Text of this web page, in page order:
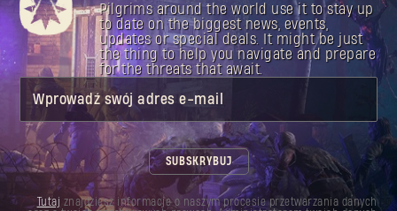
Pilgrims around the world use it to stay up
to date on the biggest news, events,
updates or special deals. It might be just
the thing to help you navigate and prepare
for the threats that await.
Wprowadź swój adres e-mail
SUBSKRYBUJ
Tutaj znajdziesz informacje o naszym procesie przetwarzania danych